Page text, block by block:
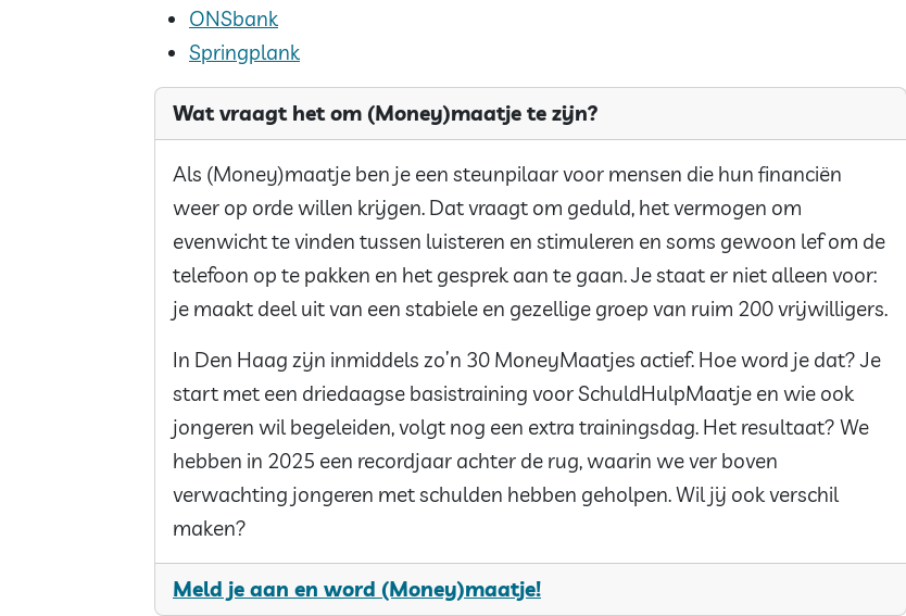
ONSbank
Springplank
Wat vraagt het om (Money)maatje te zijn?
Als (Money)maatje ben je een steunpilaar voor mensen die hun financiën
weer op orde willen krijgen. Dat vraagt om geduld, het vermogen om
evenwicht te vinden tussen luisteren en stimuleren en soms gewoon lef om de
telefoon op te pakken en het gesprek aan te gaan. Je staat er niet alleen voor:
je maakt deel uit van een stabiele en gezellige groep van ruim 200 vrijwilligers.
In Den Haag zijn inmiddels zo’n 30 MoneyMaatjes actief. Hoe word je dat? Je
start met een driedaagse basistraining voor SchuldHulpMaatje en wie ook
jongeren wil begeleiden, volgt nog een extra trainingsdag. Het resultaat? We
hebben in 2025 een recordjaar achter de rug, waarin we ver boven
verwachting jongeren met schulden hebben geholpen. Wil jij ook verschil
maken?
Meld je aan en word (Money)maatje!